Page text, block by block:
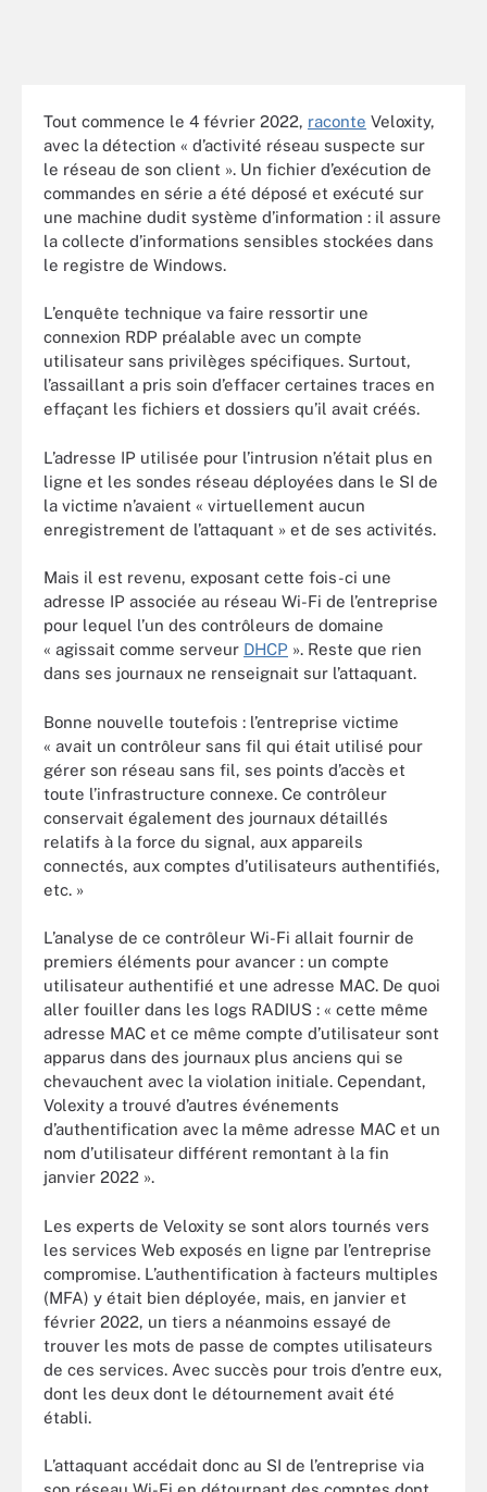
Tout commence le 4 février 2022, raconte Veloxity,
avec la détection « d’activité réseau suspecte sur
le réseau de son client ». Un fichier d’exécution de
commandes en série a été déposé et exécuté sur
une machine dudit système d’information : il assure
la collecte d’informations sensibles stockées dans
le registre de Windows.
L’enquête technique va faire ressortir une
connexion RDP préalable avec un compte
utilisateur sans privilèges spécifiques. Surtout,
l’assaillant a pris soin d’effacer certaines traces en
effaçant les fichiers et dossiers qu’il avait créés.
L’adresse IP utilisée pour l’intrusion n’était plus en
ligne et les sondes réseau déployées dans le SI de
la victime n’avaient « virtuellement aucun
enregistrement de l’attaquant » et de ses activités.
Mais il est revenu, exposant cette fois-ci une
adresse IP associée au réseau Wi-Fi de l’entreprise
pour lequel l’un des contrôleurs de domaine
« agissait comme serveur DHCP ». Reste que rien
dans ses journaux ne renseignait sur l’attaquant.
Bonne nouvelle toutefois : l’entreprise victime
« avait un contrôleur sans fil qui était utilisé pour
gérer son réseau sans fil, ses points d’accès et
toute l’infrastructure connexe. Ce contrôleur
conservait également des journaux détaillés
relatifs à la force du signal, aux appareils
connectés, aux comptes d’utilisateurs authentifiés,
etc. »
L’analyse de ce contrôleur Wi-Fi allait fournir de
premiers éléments pour avancer : un compte
utilisateur authentifié et une adresse MAC. De quoi
aller fouiller dans les logs RADIUS : « cette même
adresse MAC et ce même compte d’utilisateur sont
apparus dans des journaux plus anciens qui se
chevauchent avec la violation initiale. Cependant,
Volexity a trouvé d’autres événements
d’authentification avec la même adresse MAC et un
nom d’utilisateur différent remontant à la fin
janvier 2022 ».
Les experts de Veloxity se sont alors tournés vers
les services Web exposés en ligne par l’entreprise
compromise. L’authentification à facteurs multiples
(MFA) y était bien déployée, mais, en janvier et
février 2022, un tiers a néanmoins essayé de
trouver les mots de passe de comptes utilisateurs
de ces services. Avec succès pour trois d’entre eux,
dont les deux dont le détournement avait été
établi.
L’attaquant accédait donc au SI de l’entreprise via